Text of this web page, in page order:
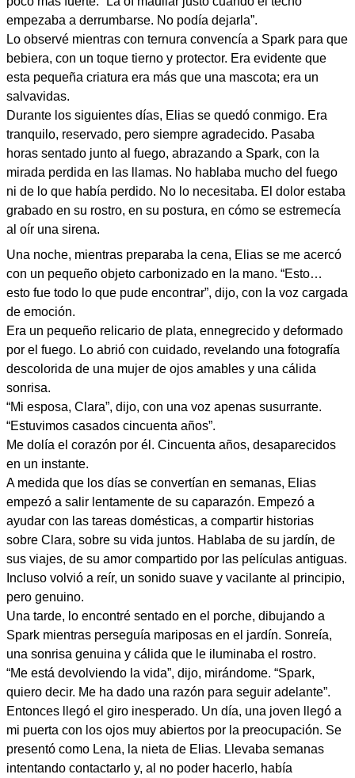
empezaba a derrumbarse. No podía dejarla”.
Lo observé mientras con ternura convencía a Spark para que
bebiera, con un toque tierno y protector. Era evidente que
esta pequeña criatura era más que una mascota; era un
salvavidas.
Durante los siguientes días, Elias se quedó conmigo. Era
tranquilo, reservado, pero siempre agradecido. Pasaba
horas sentado junto al fuego, abrazando a Spark, con la
mirada perdida en las llamas. No hablaba mucho del fuego
ni de lo que había perdido. No lo necesitaba. El dolor estaba
grabado en su rostro, en su postura, en cómo se estremecía
al oír una sirena.
Una noche, mientras preparaba la cena, Elias se me acercó
con un pequeño objeto carbonizado en la mano. “Esto…
esto fue todo lo que pude encontrar”, dijo, con la voz cargada
de emoción.
Era un pequeño relicario de plata, ennegrecido y deformado
por el fuego. Lo abrió con cuidado, revelando una fotografía
descolorida de una mujer de ojos amables y una cálida
sonrisa.
“Mi esposa, Clara”, dijo, con una voz apenas susurrante.
“Estuvimos casados ​​cincuenta años”.
Me dolía el corazón por él. Cincuenta años, desaparecidos
en un instante.
A medida que los días se convertían en semanas, Elias
empezó a salir lentamente de su caparazón. Empezó a
ayudar con las tareas domésticas, a compartir historias
sobre Clara, sobre su vida juntos. Hablaba de su jardín, de
sus viajes, de su amor compartido por las películas antiguas.
Incluso volvió a reír, un sonido suave y vacilante al principio,
pero genuino.
Una tarde, lo encontré sentado en el porche, dibujando a
Spark mientras perseguía mariposas en el jardín. Sonreía,
una sonrisa genuina y cálida que le iluminaba el rostro.
“Me está devolviendo la vida”, dijo, mirándome. “Spark,
quiero decir. Me ha dado una razón para seguir adelante”.
Entonces llegó el giro inesperado. Un día, una joven llegó a
mi puerta con los ojos muy abiertos por la preocupación. Se
presentó como Lena, la nieta de Elias. Llevaba semanas
intentando contactarlo y, al no poder hacerlo, había